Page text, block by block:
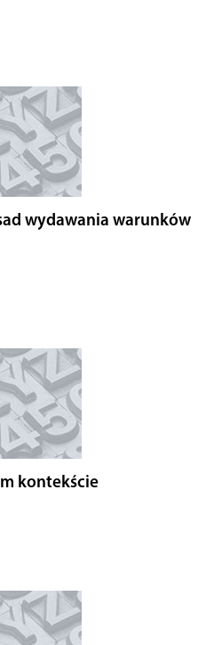
wydawania warunków
kontekście